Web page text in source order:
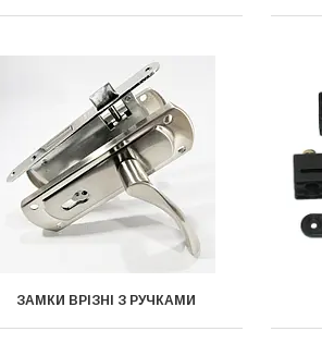
ЗАМКИ ВРІЗНІ З РУЧКАМИ